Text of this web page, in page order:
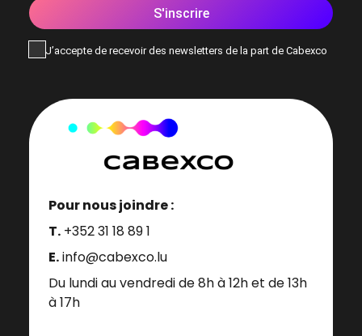
S'inscrire
J’accepte de recevoir des newsletters de la part de Cabexco
Pour nous joindre :
T. +352 31 18 89 1
E.info@cabexco.lu
Du lundi au vendredi de 8h à 12h et de 13h
à 17h